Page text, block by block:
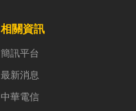
相關資訊
簡訊平台
最新消息
中華電信